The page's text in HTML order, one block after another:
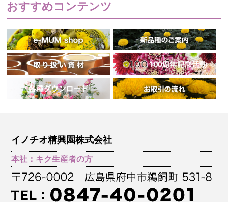
おすすめコンテンツ
イノチオ精興園株式会社
本社：キク生産者の方